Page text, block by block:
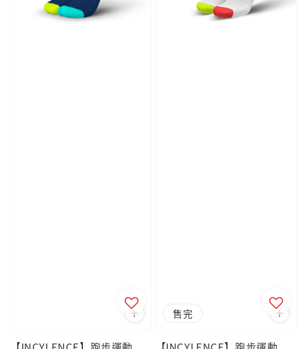
售完